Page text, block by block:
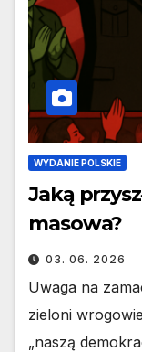
WYDANIE POLSKIE
Jaką
masowa?
03. 06. 2026
Uwaga na
zieloni
„naszą